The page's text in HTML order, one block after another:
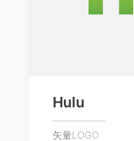
Hulu
矢量LOGO